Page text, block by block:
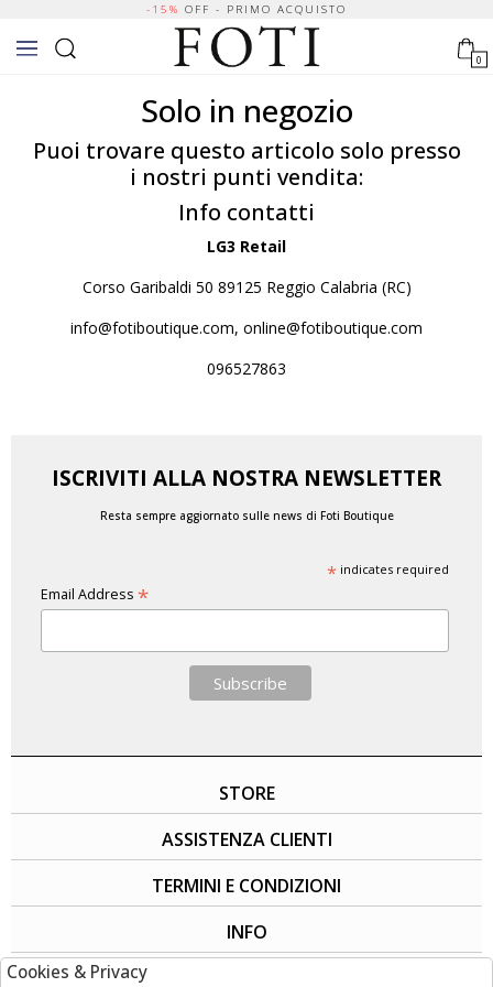
-15% OFF - PRIMO ACQUISTO
0
Solo in negozio
Puoi trovare questo articolo solo presso
i nostri punti vendita:
Info contatti
LG3 Retail
Corso Garibaldi 50 89125 Reggio Calabria (RC)
info@fotiboutique.com, online@fotiboutique.com
096527863
ISCRIVITI ALLA NOSTRA NEWSLETTER
Resta sempre aggiornato sulle news di Foti Boutique
*indicates required
Email Address *
STORE
ASSISTENZA CLIENTI
TERMINI E CONDIZIONI
INFO
Cookies & Privacy